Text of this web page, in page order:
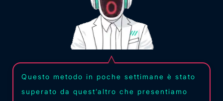
Questo metodo in poche settimane è stato
superato da quest’altro che presentiamo